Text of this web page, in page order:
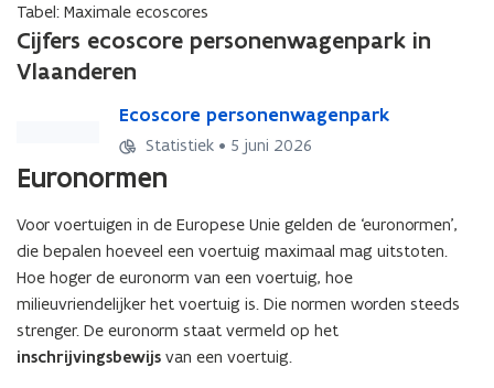
s
t
Tabel: Maximale ecoscores
Cijfers ecoscore personenwagenpark in
Vlaanderen
s
o
r
e
p
e
r
s
Ecoscore personenwagenpark
E
c
o
s
o
r
e
p
e
s
Statistiek • 5 juni 2026
Euronormen
Voor voertuigen in de Europese Unie gelden de ‘euronormen’,
die bepalen hoeveel een voertuig maximaal mag uitstoten.
Hoe hoger de euronorm van een voertuig, hoe
milieuvriendelijker het voertuig is. Die normen worden steeds
strenger. De euronorm staat vermeld op het
inschrijvingsbewijs van een voertuig.